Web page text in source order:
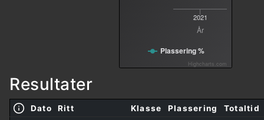
År
2021
Plassering %
Highcharts.com
Resultater
Dato Ritt Klasse Plassering
Totaltid